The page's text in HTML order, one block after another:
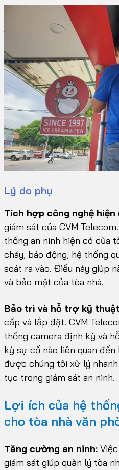
Lý do phụ
Tích hợp công nghệ hiện
giám sát của CVM
thống an ninh hiện có của
cháy, báo động, hệ thống
soát ra vào. Điều này giúp
và bảo mật của tòa nhà.
Bảo trì và hỗ trợ kỹ
cấp và lắp đặt. CVM
thống camera định kỳ và
kỳ sự cố nào liên quan
được chúng tôi xử lý
tục trong giám sát an ninh.
Lợi ích của hệ
cho tòa nhà văn
Tăng cường an ninh:
giám sát giúp quản lý tòa